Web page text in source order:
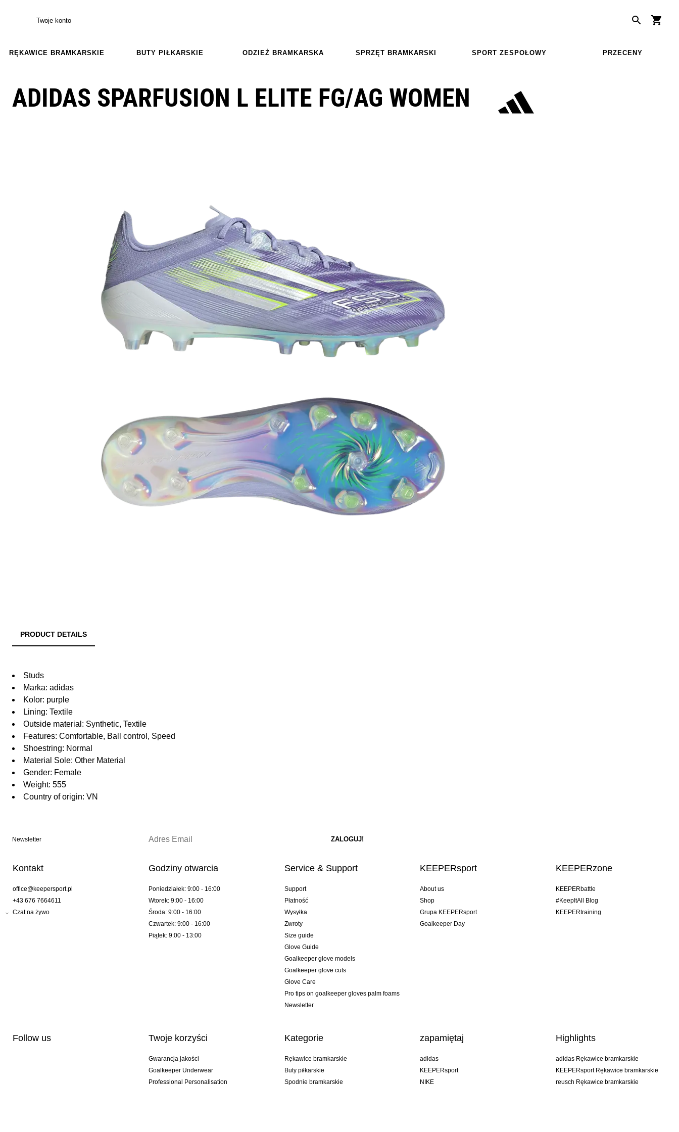
Twoje konto
RĘKAWICE BRAMKARSKIE BUTY PIŁKARSKIE ODZIEŻ BRAMKARSKA SPRZĘT BRAMKARSKI SPORT ZESPOŁOWY PRZECENY
ADIDAS SPARFUSION L ELITE FG/AG WOMEN
PRODUCT DETAILS
Studs
Marka: adidas
Kolor: purple
Lining: Textile
Outside material: Synthetic, Textile
Features: Comfortable, Ball control, Speed
Shoestring: Normal
Material Sole: Other Material
Gender: Female
Weight: 555
Country of origin: VN
Newsletter
Kontakt
office@keepersport.pl
+43 676 7664611
Czat na żywo
Godziny otwarcia
Poniedziałek: 9:00 - 16:00
Wtorek: 9:00 - 16:00
Środa: 9:00 - 16:00
Czwartek: 9:00 - 16:00
Piątek: 9:00 - 13:00
Service & Support
Support
Płatność
Wysyłka
Zwroty
Size guide
Glove Guide
Goalkeeper glove models
Goalkeeper glove cuts
Glove Care
Pro tips on goalkeeper gloves palm foams
Newsletter
KEEPERsport
About us
Shop
Grupa KEEPERsport
Goalkeeper Day
KEEPERzone
KEEPERbattle
#KeepItAll Blog
KEEPERtraining
Follow us Twoje korzyści
Gwarancja jakości
Goalkeeper Underwear
Professional Personalisation
Kategorie
Rękawice bramkarskie
Buty piłkarskie
Spodnie bramkarskie
zapamiętaj
adidas
KEEPERsport
NIKE
Highlights
adidas Rękawice bramkarskie
KEEPERsport Rękawice bramkarskie
reusch Rękawice bramkarskie